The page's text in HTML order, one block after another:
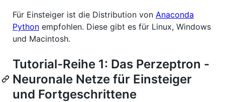
Für Einsteiger ist die Distribution von Anaconda
Python empfohlen. Diese gibt es für Linux, Windows
und Macintosh.
Tutorial-Reihe 1: Das Perzeptron -
Neuronale Netze für Einsteiger
und Fortgeschrittene